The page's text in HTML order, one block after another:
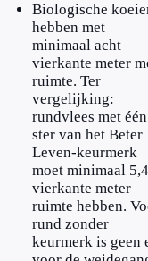
Biologische
hebben met
minimaal acht
vierkante meter
ruimte. Ter
vergelijking:
rundvlees met één
ster van het Beter
Leven-keurmerk
moet minimaal 5,4
vierkante meter
ruimte hebben.
rund zonder
keurmerk is geen